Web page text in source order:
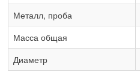
Металл, проба
Масса общая
Диаметр